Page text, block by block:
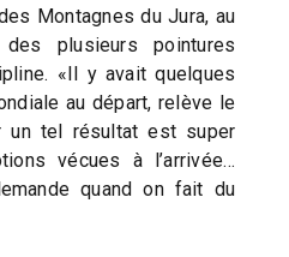
Montagnes du Jura, au
plusieurs pointures
«Il y avait quelques
au départ, relève le
un tel résultat est super
vécues à l’arrivée…
quand on fait du